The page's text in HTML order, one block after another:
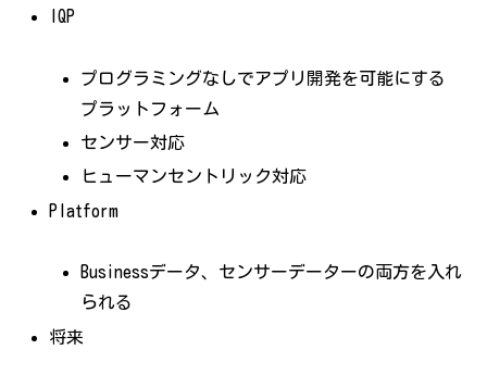
IQP
プログラミングなしでアプリ開発を可能にする
プラットフォーム
センサー対応
ヒューマンセントリック対応
Platform
Businessデータ、センサーデーターの両方を入れ
られる
将来